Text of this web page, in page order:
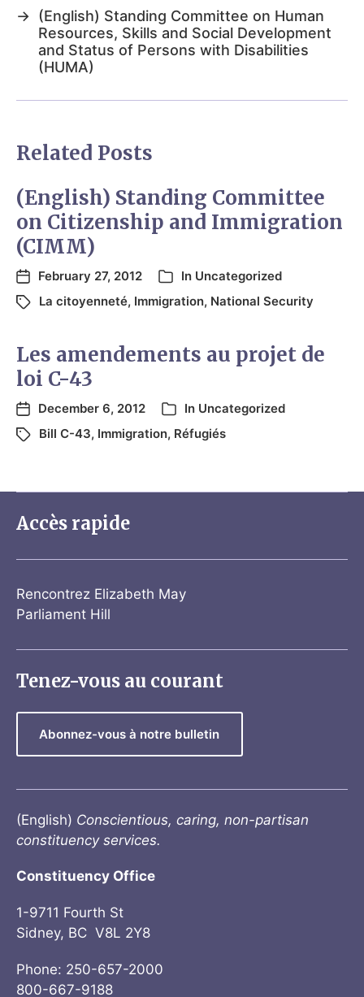
→ (English) Standing Committee on Human
Resources, Skills and Social Development
and Status of Persons with Disabilities
(HUMA)
Related Posts
(English) Standing Committee
on Citizenship and Immigration
(CIMM)
February 27, 2012 In Uncategorized
La citoyenneté, Immigration, National Security
Les amendements au projet de
loi C-43
December 6, 2012 In Uncategorized
Bill C-43, Immigration, Réfugiés
Accès rapide
Rencontrez Elizabeth May
Parliament Hill
Tenez-vous au courant
Abonnez-vous à notre bulletin
(English) Conscientious, caring, non-partisan
constituency services.
Constituency Office
1-9711 Fourth St
Sidney, BC V8L 2Y8
Phone: 250-657-2000
800-667-9188